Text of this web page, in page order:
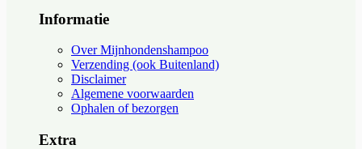
Informatie
Over Mijnhondenshampoo
Verzending (ook Buitenland)
Disclaimer
Algemene voorwaarden
Ophalen of bezorgen
Extra